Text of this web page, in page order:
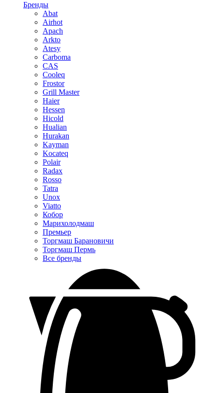
Бренды
Abat
Airhot
Apach
Arkto
Atesy
Carboma
CAS
Cooleq
Frostor
Grill Master
Haier
Hessen
Hicold
Hualian
Hurakan
Kayman
Kocateq
Polair
Radax
Rosso
Tatra
Unox
Viatto
Кобор
Марихолодмаш
Премьер
Торгмаш Барановичи
Торгмаш Пермь
Все бренды